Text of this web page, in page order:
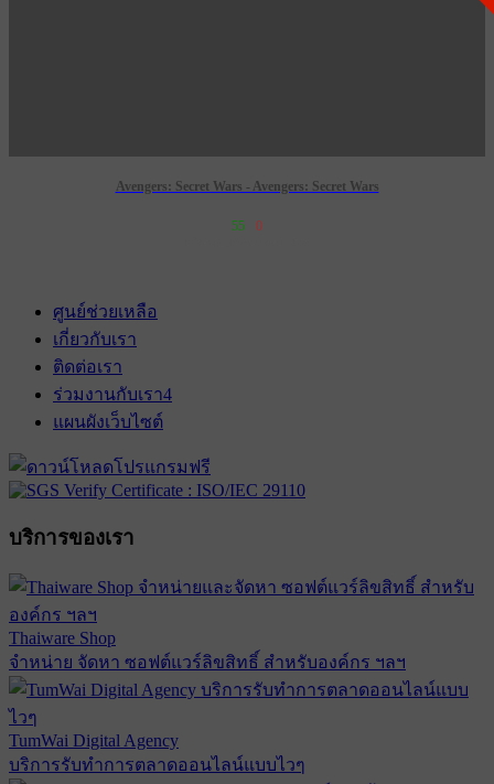
Avengers: Secret Wars - Avengers: Secret Wars
55 0
ศูนย์ช่วยเหลือ
เกี่ยวกับเรา
ติดต่อเรา
ร่วมงานกับเรา4
แผนผังเว็บไซต์
บริการของเรา
Thaiware Shop
จำหน่าย จัดหา ซอฟต์แวร์ลิขสิทธิ์ สำหรับองค์กร ฯลฯ
TumWai Digital Agency
บริการรับทำการตลาดออนไลน์แบบไวๆ